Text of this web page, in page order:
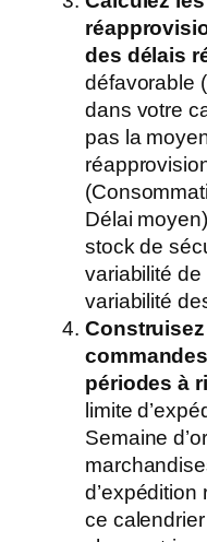
des délais
défavorable
dans votre
pas la
Délai
stock de
variabilité
variabilité
périodes à
limite
Semaine
ce